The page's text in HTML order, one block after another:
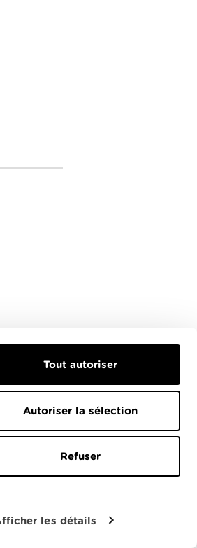
les détails
Tout autoriser
Autoriser la sélection
Refuser